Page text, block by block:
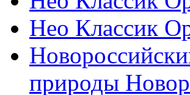
Нео Классик
природы